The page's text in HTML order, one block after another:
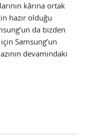
kârına ortak
hazır olduğu
da bizden
Samsung’un
devamındaki